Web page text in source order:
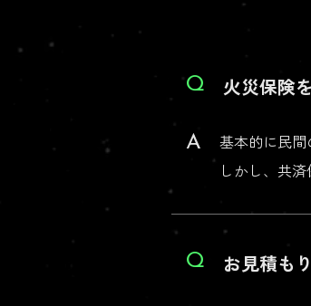
Q 火災保険
A
基本的に民間
しかし、共
Q お見積も